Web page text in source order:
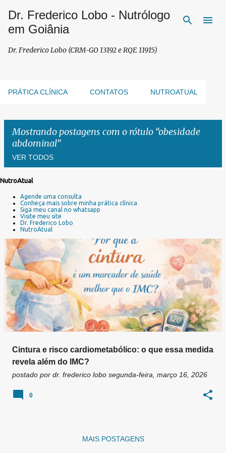
Pular para o conteúdo principal
Dr. Frederico Lobo - Nutrólogo
em Goiânia
Dr. Frederico Lobo (CRM-GO 13192 e RQE 11915)
PRÁTICA CLÍNICA CONTATOS NUTROATUAL
Mostrando postagens com o rótulo obesidade
abdominal
VER TODOS
g
n
NutroAtual
Agende uma consulta
Conheça mais sobre minha prática clínica
Siga meu canal no whatsapp
Visite meu site
Dr. Frederico Lobo
NutroAtual
Cintura e risco cardiometabólico: o que essa medida
revela além do IMC?
postado por dr. frederico lobo segunda-feira, março 16, 2026
0
MAIS POSTAGENS